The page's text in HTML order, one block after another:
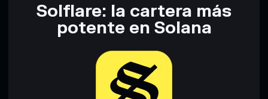
Solflare: la cartera más
potente en Solana